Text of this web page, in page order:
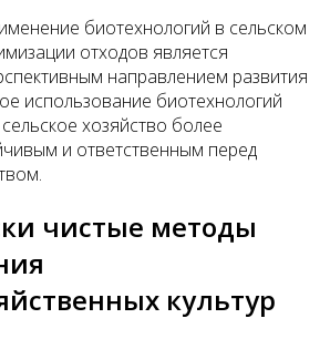
биотехнологий в сельском
отходов является
направлением развития
использование биотехнологий
хозяйство более
и ответственным перед
чистые методы
культур